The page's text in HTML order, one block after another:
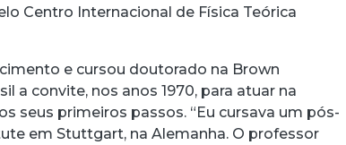
Centro Internacional de Física Teórica
e cursou doutorado na Brown
a convite, nos anos 1970, para atuar na
seus primeiros passos. “Eu cursava um pós-
em Stuttgart, na Alemanha. O professor